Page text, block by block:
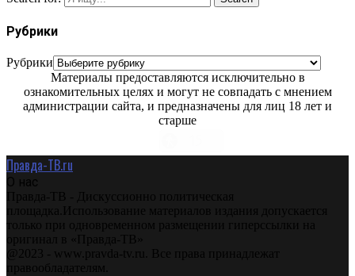
Рубрики
Рубрики
Материалы предоставляются исключительно в
ознакомительных целях и могут не совпадать с мнением
администрации сайта, и предназначены для лиц 18 лет и
старше
Правда-ТВ.ru
О нас
Правда-ТВ - Дискуссионно политическая
площадка.Использование материалов издания допускается
только при одновременном размещении гиперссылки на
оригинал в «Правда-ТВ»
@2023 - www.pravda-tv.ru. Все права принадлежат
правообладателям.